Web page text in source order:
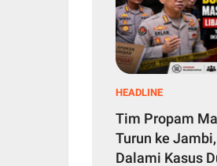
HEADLINE
Tim Propam
Turun ke
Dalami Kasus